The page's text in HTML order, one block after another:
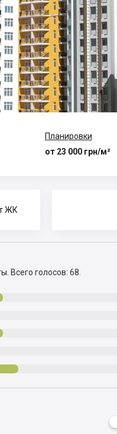
Планировки
от 23 000 грн/м²
ЖК
Всего голосов: 68.